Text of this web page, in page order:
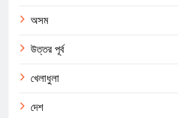
অসম
উত্তর পূর্ব
খেলাধুলা
দেশ